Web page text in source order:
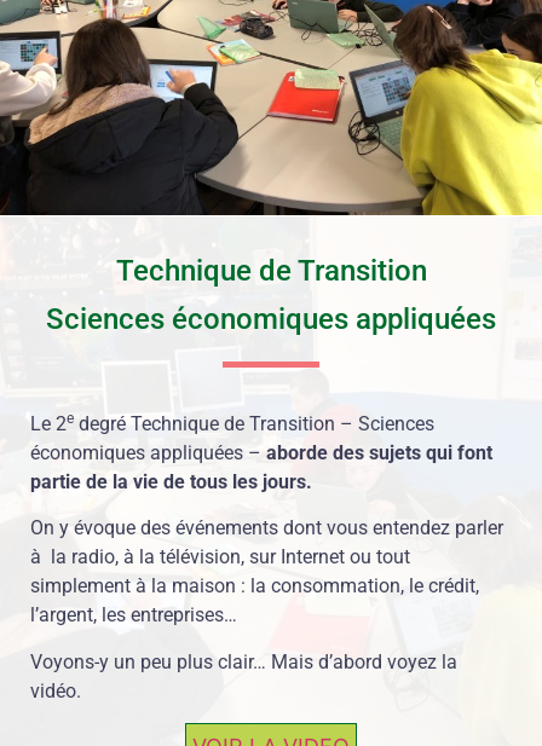
Technique de Transition
Sciences économiques appliquées
Le 2e degré Technique de Transition – Sciences
économiques appliquées – aborde des sujets qui font
partie de la vie de tous les jours.
On y évoque des événements dont vous entendez parler
à la radio, à la télévision, sur Internet ou tout
simplement à la maison : la consommation, le crédit,
l’argent, les entreprises…
Voyons-y un peu plus clair… Mais d’abord voyez la
vidéo.